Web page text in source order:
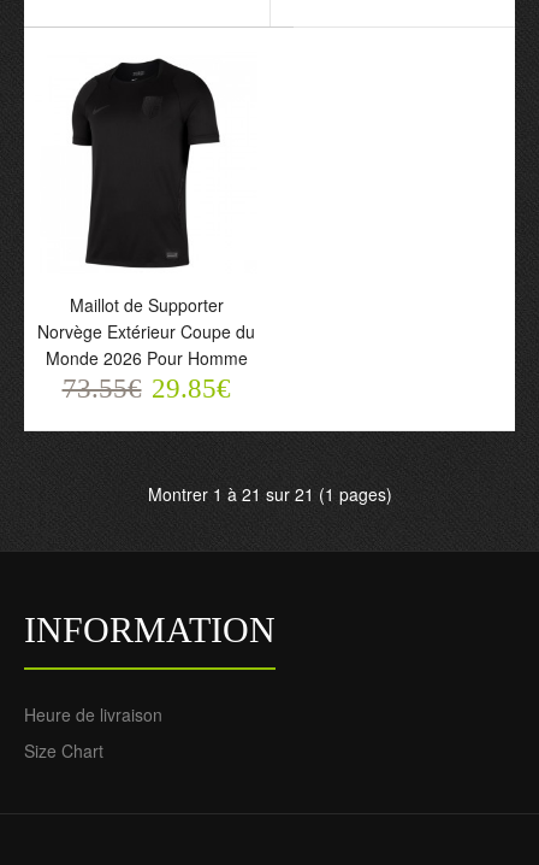
Maillot de Supporter
Norvège Odegaard 10
Domicile Coupe du
Monde 2026 Pour
Homme
73.55€ 29.85€
Maillot de Supporter
Norvège Extérieur Coupe du
Monde 2026 Pour Homme
73.55€ 29.85€
Montrer 1 à 21 sur 21 (1 pages)
INFORMATION
Heure de livraison
Size Chart